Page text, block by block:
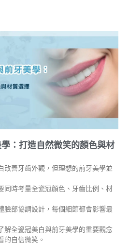
：打造自然微笑的顏色與材
改善牙齒外觀，但理想的前牙美學並
同時考量全瓷冠顏色、牙齒比例、材
臉部協調設計，每個細節都會影響最
解全瓷冠美白與前牙美學的重要觀念
的自信微笑。